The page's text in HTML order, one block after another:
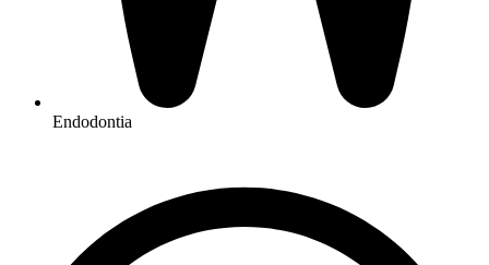
Endodontia